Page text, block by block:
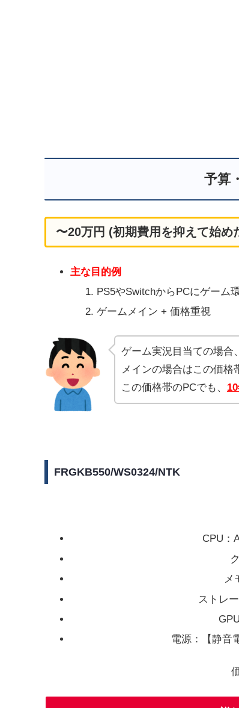
予算
〜20万円 (初期費用を抑えて始め
主な目的例
PS5やSwitchからPCにゲーム
ゲームメイン + 価格重視
ゲーム実況目当ての場合
メインの場合はこの価格
この価格帯のPCでも、
FRGKB550/WS0324/NTK
CPU：
メ
ストレ
電源：【静音